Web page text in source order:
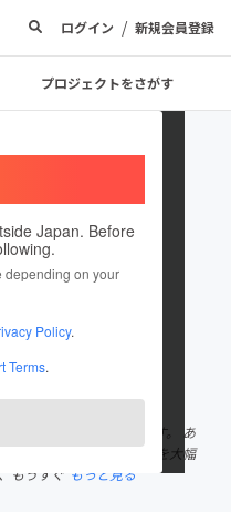
ログイン / 新規会員登録
プロジェクトをさがす
Japan. Before
depending on your
Policy.
Terms.
クトを投稿しています
車検店を運営しております。 あ
、 蓋を開けてみると予想を大幅
もうすぐ もっと見る